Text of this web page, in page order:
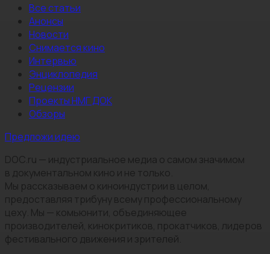
Все статьи
Анонсы
Новости
Снимается кино
Интервью
Энциклопедия
Рецензии
Проекты НМГ ДОК
Обзоры
Предложи идею
DOC.ru — индустриальное медиа о самом значимом
в документальном кино и не только.
Мы рассказываем о киноиндустрии в целом,
предоставляя трибуну всему профессиональному
цеху. Мы — комьюнити, объединяющее
производителей, кинокритиков, прокатчиков, лидеров
фестивального движения и зрителей.